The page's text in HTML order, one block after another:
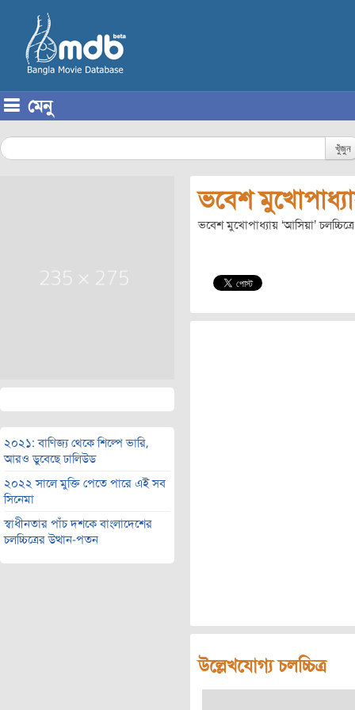
মেনু
খুঁজুন
২০২১: বাণিজ্য থেকে শিল্পে ভারি,
আরও ডুবেছে ঢালিউড
২০২২ সালে মুক্তি পেতে পারে এই সব
সিনেমা
স্বাধীনতার পাঁচ দশকে বাংলাদেশের
চলচ্চিত্রের উত্থান-পতন
ভবেশ
ভবেশ মুখোপাধ্যায় ‘আসিয়া’
উল্লেখযোগ্য চলচ্চিত্র